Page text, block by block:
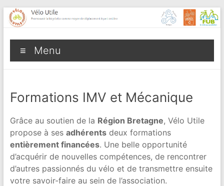
Aller
au
Vélo
Utile
la
bicyclette
comme
moyen
de
déplacement
à
part
Menu
Formations IMV et Mécanique
Grâce au soutien de la Région Bretagne, Vélo Utile
propose à ses adhérentsdeux formations
entièrement financées. Une belle opportunité
d’acquérir de nouvelles compétences, de rencontrer
d’autres passionnés du vélo et de transmettre ensuite
votre savoir-faire au sein de l’association.